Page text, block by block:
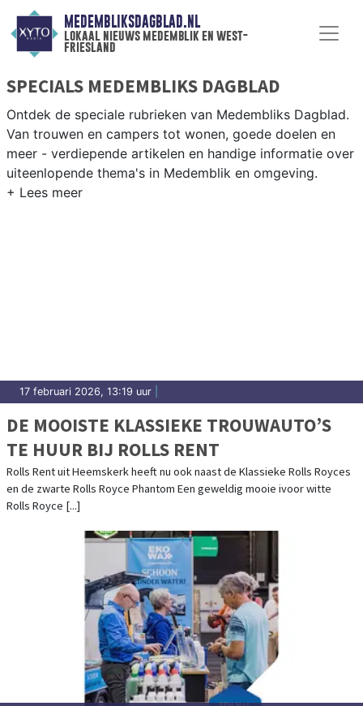
MEDEMBLIKSDAGBLAD.NL
lokaal nieuws medemblik en west-
friesland
SPECIALS MEDEMBLIKS DAGBLAD
Ontdek de speciale rubrieken van Medembliks Dagblad.
Van trouwen en campers tot wonen, goede doelen en
meer - verdiepende artikelen en handige informatie over
uiteenlopende thema's in Medemblik en omgeving.
17 februari 2026, 13:19 uur
DE MOOISTE KLASSIEKE TROUWAUTO’S
TE HUUR BIJ ROLLS RENT
Rolls Rent uit Heemskerk heeft nu ook naast de Klassieke Rolls Royces
en de zwarte Rolls Royce Phantom Een geweldig mooie ivoor witte
Rolls Royce [...]